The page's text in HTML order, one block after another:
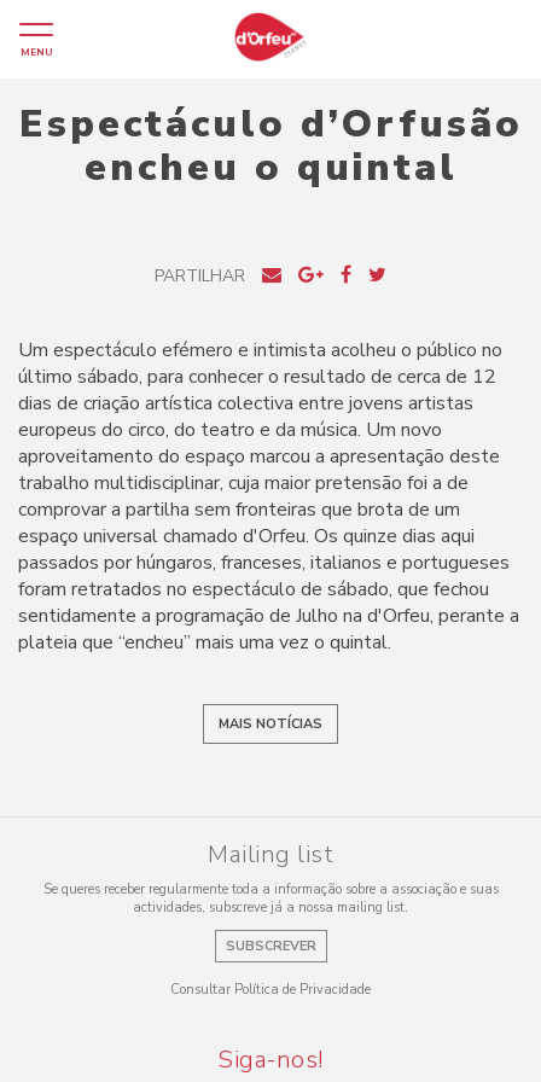
MENU
Espectáculo d’Orfusão
encheu o quintal
PARTILHAR
Um espectáculo efémero e intimista acolheu o público no
último sábado, para conhecer o resultado de cerca de 12
dias de criação artística colectiva entre jovens artistas
europeus do circo, do teatro e da música. Um novo
aproveitamento do espaço marcou a apresentação deste
trabalho multidisciplinar, cuja maior pretensão foi a de
comprovar a partilha sem fronteiras que brota de um
espaço universal chamado d'Orfeu. Os quinze dias aqui
passados por húngaros, franceses, italianos e portugueses
foram retratados no espectáculo de sábado, que fechou
sentidamente a programação de Julho na d'Orfeu, perante a
plateia que “encheu” mais uma vez o quintal.
MAIS NOTÍCIAS
Mailing list
Se queres receber regularmente toda a informação sobre a associação e suas
actividades, subscreve já a nossa mailing list.
SUBSCREVER
Consultar Política de Privacidade
Siga-nos!